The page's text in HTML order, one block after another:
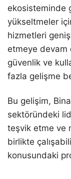
ekosisteminde
yükseltmeler
hizmetleri
etmeye devam
güvenlik ve
fazla gelişme
Bu gelişim,
sektöründeki
teşvik etme ve
birlikte
konusundaki